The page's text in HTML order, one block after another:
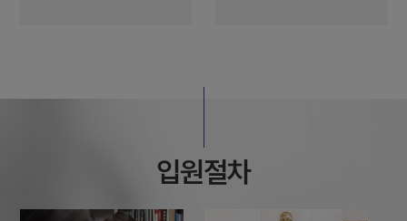
입원절차